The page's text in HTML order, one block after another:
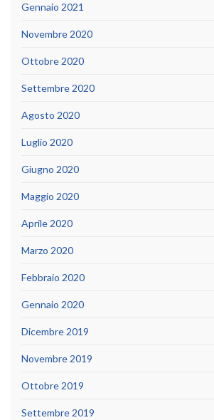
Gennaio 2021
Novembre 2020
Ottobre 2020
Settembre 2020
Agosto 2020
Luglio 2020
Giugno 2020
Maggio 2020
Aprile 2020
Marzo 2020
Febbraio 2020
Gennaio 2020
Dicembre 2019
Novembre 2019
Ottobre 2019
Settembre 2019